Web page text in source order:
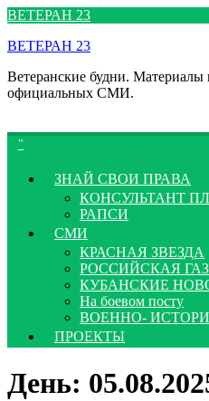
Перейти
содержимому
ВЕТЕРАН 23
ВЕТЕРАН 23
Ветеранские будни. Материалы
официальных СМИ.
ЗНАЙ СВОИ ПРАВА
КОНСУЛЬТАНТ
РАПСИ
СМИ
КРАСНАЯ ЗВЕЗДА
РОССИЙСКАЯ
КУБАНСКИЕ
На боевом посту
ВОЕННО-
ПРОЕКТЫ
День: